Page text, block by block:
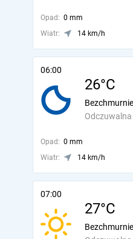
Opad: 0 mm
Wiatr:
14 km/h
06:00
26°C
Odczuwalna
Opad: 0 mm
Wiatr:
14 km/h
07:00
27°C